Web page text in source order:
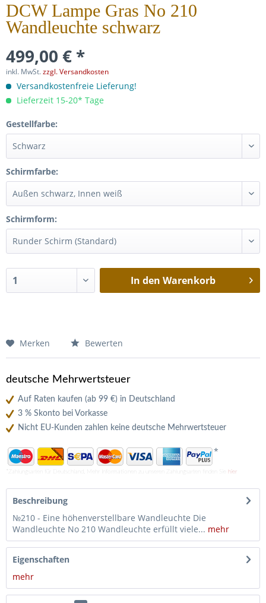
DCW Lampe Gras No 210
Wandleuchte schwarz
499,00 € *
inkl. MwSt.zzgl. Versandkosten
Versandkostenfreie Lieferung!
Lieferzeit 15-20* Tage
Gestellfarbe:
Schirmfarbe:
Schirmform:
In den Warenkorb
Merken Bewerten
deutsche Mehrwertsteuer
Auf Raten kaufen (ab 99 €) in Deutschland
3 % Skonto bei Vorkasse
Nicht EU-Kunden zahlen keine deutsche Mehrwertsteuer
*
*Zahlungsarten für Deutschland. Mehr Informationen zu unseren Zahlungsarten finden Sie hier
Beschreibung
№210 - Eine höhenverstellbare Wandleuchte Die
Wandleuchte No 210 Wandleuchte erfüllt viele... mehr
Eigenschaften
mehr